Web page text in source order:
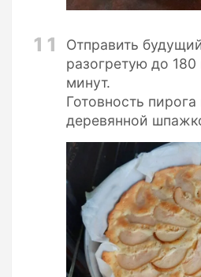
11
Отправить
разогретую до 180
минут.
Готовность
деревянной